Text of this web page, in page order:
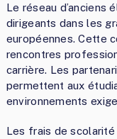
Le réseau d’anciens
dirigeants dans les
européennes. Cette
rencontres
carrière. Les
permettent aux
environnements
Les frais de scolarité